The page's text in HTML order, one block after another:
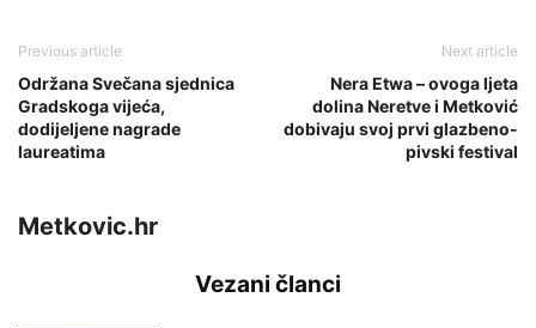
Previous article
Održana Svečana sjednica
Gradskoga vijeća,
dodijeljene nagrade
laureatima
Next article
Nera Etwa – ovoga ljeta
dolina Neretve i Metković
dobivaju svoj prvi glazbeno-
pivski festival
Metkovic.hr
Vezani članci